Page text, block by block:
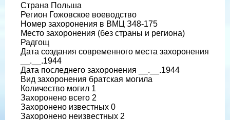
Страна Польша
Регион Гожовское воеводство
Номер захоронения в ВМЦ З48-175
Место захоронения (без страны и региона)
Радгощ
Дата создания современного места захоронения
__.__.1944
Дата последнего захоронения __.__.1944
Вид захоронения братская могила
Количество могил 1
Захоронено всего 2
Захоронено известных 0
Захоронено неизвестных 2